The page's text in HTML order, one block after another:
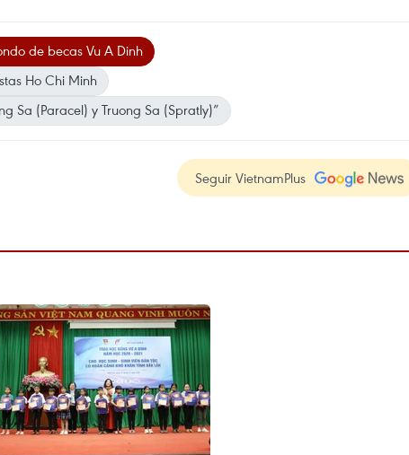
de becas Vu A Dinh
Ho Chi Minh
Sa (Paracel) y Truong Sa (Spratly)”
Seguir VietnamPlus